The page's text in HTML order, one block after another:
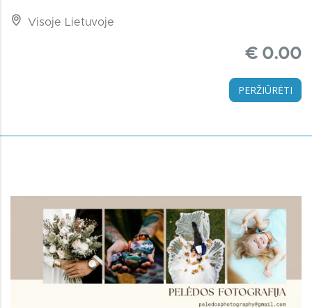
Visoje Lietuvoje
€ 0.00
PERŽIŪRĖTI